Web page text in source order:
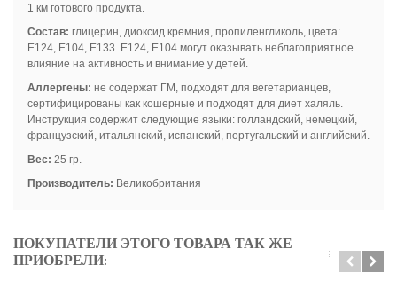
1 км готового продукта.
Состав: глицерин, диоксид кремния, пропиленгликоль, цвета:
E124, E104, E133. E124, E104 могут оказывать неблагоприятное
влияние на активность и внимание у детей.
Аллергены: не содержат ГМ, подходят для вегетарианцев,
сертифицированы как кошерные и подходят для диет халяль.
Инструкция содержит следующие языки: голландский, немецкий,
французский, итальянский, испанский, португальский и английский.
Вес: 25 гр.
Производитель: Великобритания
ПОКУПАТЕЛИ ЭТОГО ТОВАРА ТАК ЖЕ
ПРИОБРЕЛИ: